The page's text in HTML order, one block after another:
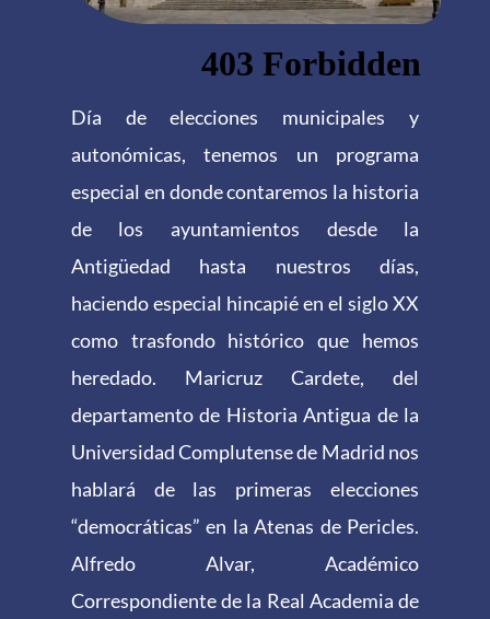
Día de elecciones municipales y
autonómicas, tenemos un programa
especial en donde contaremos la historia
de los ayuntamientos desde la
Antigüedad hasta nuestros días,
haciendo especial hincapié en el siglo XX
como trasfondo histórico que hemos
heredado. Maricruz Cardete, del
departamento de Historia Antigua de la
Universidad Complutense de Madrid nos
hablará de las primeras elecciones
“democráticas” en la Atenas de Pericles.
Alfredo Alvar, Académico
Correspondiente de la Real Academia de